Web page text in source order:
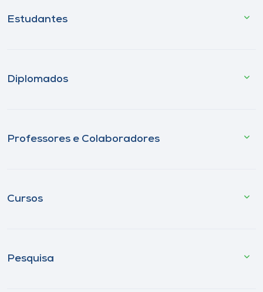
Estudantes
Diplomados
Professores e Colaboradores
Cursos
Pesquisa